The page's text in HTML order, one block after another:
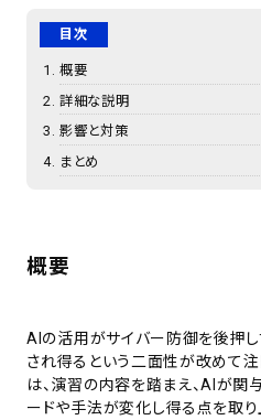
目次
概要
詳細な説明
影響と対策
まとめ
概要
AIの活用がサイバー防御を後押
され得るという二面性が改めて
は、演習の内容を踏まえ、AIが関
ードや手法が変化し得る点を取